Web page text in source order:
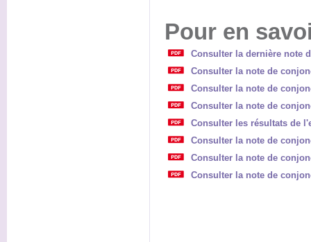
Pour en
Consulter la dernière note
Consulter la note de
Consulter la note de
Consulter la note de
Consulter les résultats de
Consulter la note de
Consulter la note de
Consulter la note de